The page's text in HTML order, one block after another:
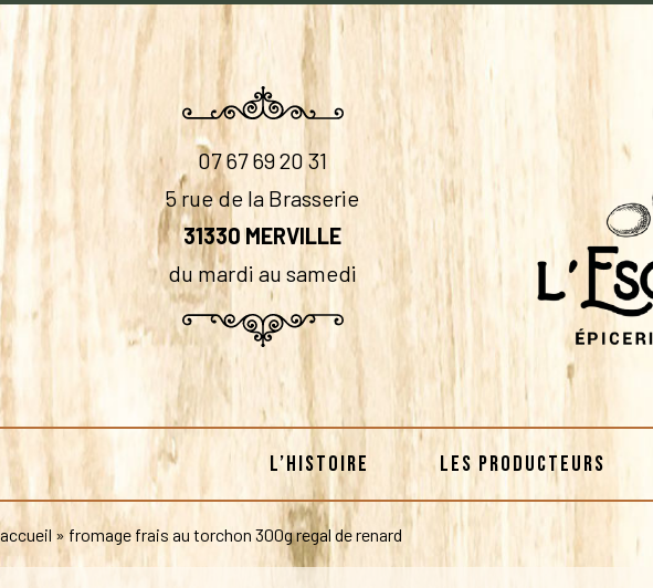
07 67 69 20 31
5 rue de la Brasserie
31330 MERVILLE
du mardi au samedi
L’HISTOIRE LES PRODUCTEURS
accueil »fromage frais au torchon 300g regal de renard